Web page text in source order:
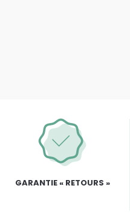
GARANTIE « RETOURS »